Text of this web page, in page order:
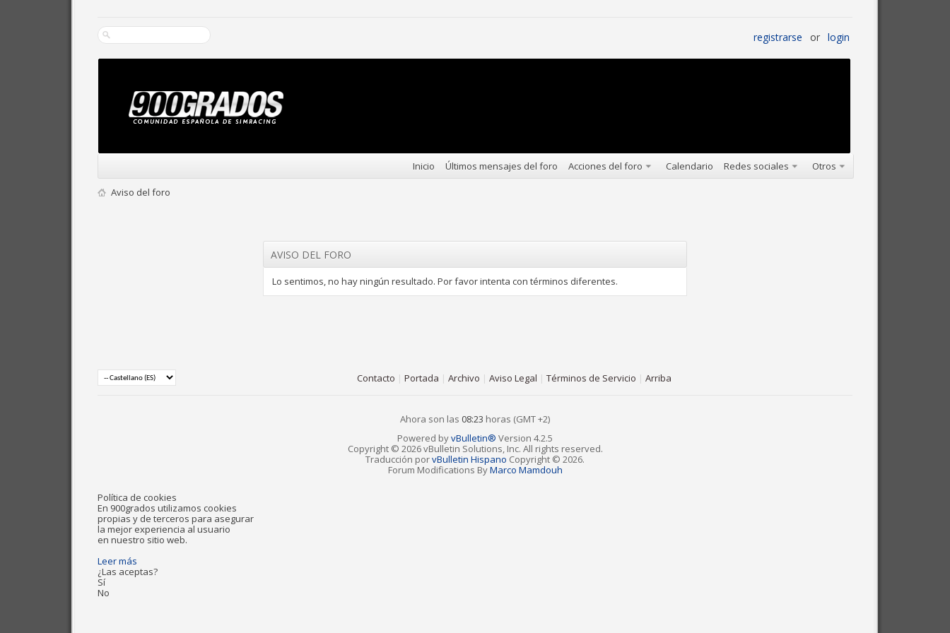
registrarse or login
Inicio Últimos mensajes del foro Acciones del foro Calendario Redes sociales Otros
Aviso del foro
AVISO DEL FORO
Lo sentimos, no hay ningún resultado. Por favor intenta con términos diferentes.
Contacto | Portada | Archivo | Aviso Legal | Términos de Servicio | Arriba
Ahora son las 08:23 horas (GMT +2)
Powered byvBulletin® Version 4.2.5
Copyright © 2026 vBulletin Solutions, Inc. All rights reserved.
Traducción porvBulletin Hispano Copyright © 2026.
Forum Modifications ByMarco Mamdouh
Política de cookies
En 900grados utilizamos cookies
propias y de terceros para asegurar
la mejor experiencia al usuario
en nuestro sitio web.
Leer más
¿Las aceptas?
Sí
No